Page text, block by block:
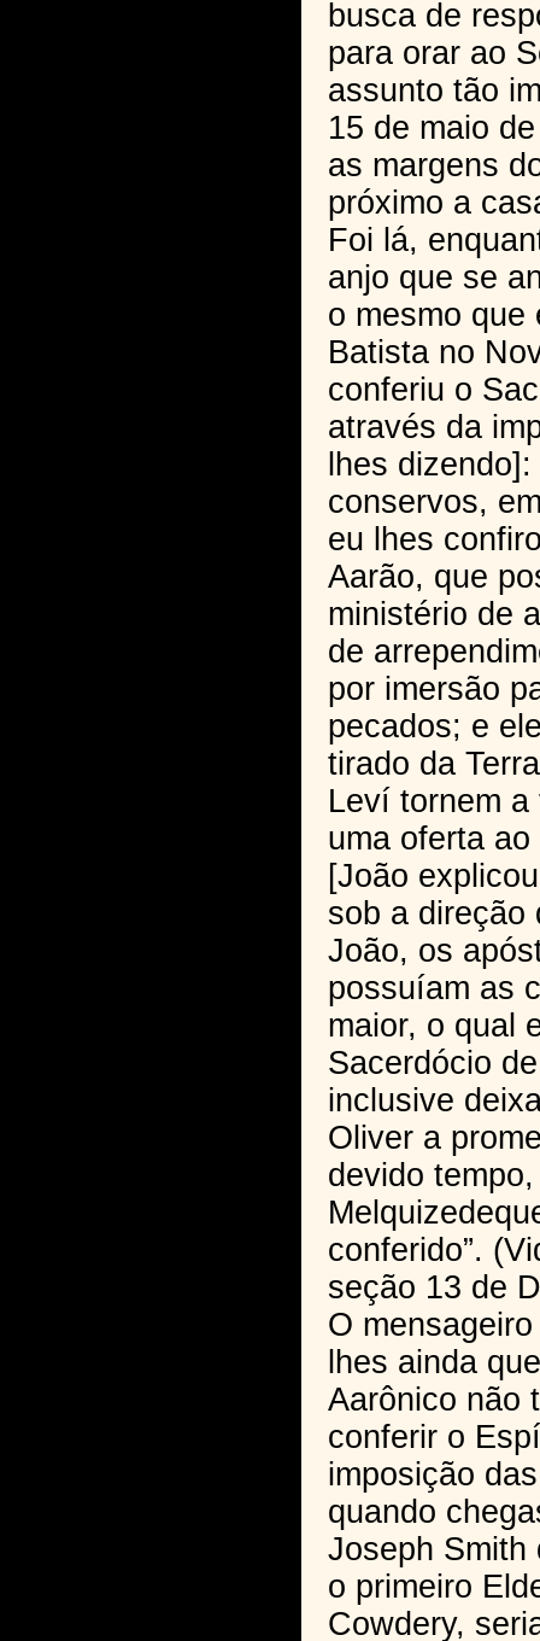
busca de
para orar ao
assunto tão
15 de maio
as margens
próximo a
Foi lá,
anjo que se
o mesmo que
Batista no
conferiu o
através da
lhes
conservos,
eu lhes
Aarão, que
ministério de
de
por imersão
pecados; e
tirado da
Leví tornem
uma oferta ao
[João
sob a direção
João, os
possuíam as
maior, o qual
Sacerdócio
inclusive
Oliver a
devido
conferido”.
seção 13 de
O
lhes ainda
Aarônico não
conferir o
imposição
quando
Joseph Smith
o primeiro
Cowdery,